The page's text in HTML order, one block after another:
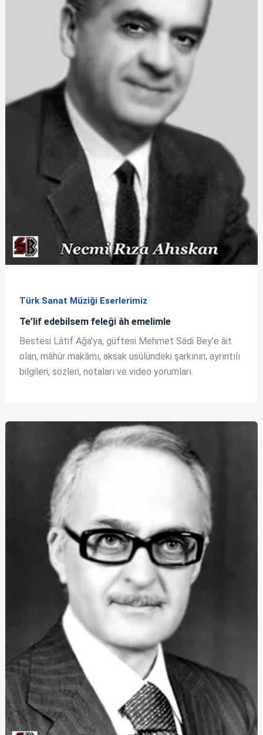
Türk Sanat Müziği Eserlerimiz
Te’lif edebilsem feleği âh emelimle
Bestesi Lâtif Ağa’ya, güftesi Mehmet Sâdi Bey’e âit
olan, mâhûr makâmı, aksak usûlündeki şarkının; ayrıntılı
bilgileri, sözleri, notaları ve video yorumları.